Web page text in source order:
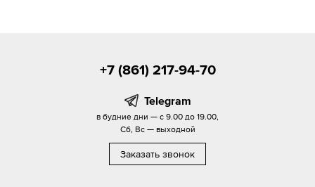
+7 (861) 217-94-70
Telegram
в будние дни — с 9.00 до 19.00,
Сб, Вс — выходной
Заказать звонок